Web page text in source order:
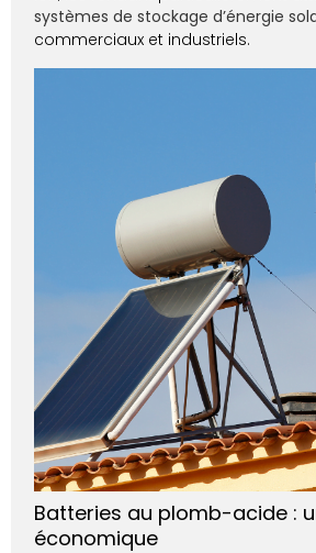
systèmes de stockage d’énergie
commerciaux et industriels.
Batteries au plomb-acide :
économique